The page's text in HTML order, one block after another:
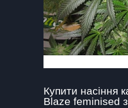
Купити насіння
Blaze feminised